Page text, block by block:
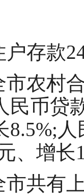
存款
市农村
民币贷
8.5%;
、增长
市共有